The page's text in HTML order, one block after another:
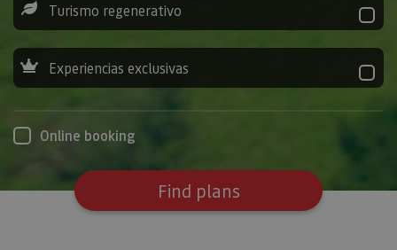
Turismo regenerativo
Experiencias exclusivas
Online booking
Find plans